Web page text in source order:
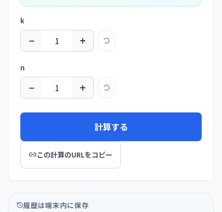
k
− +
n
− +
計算する
この計算のURLをコピー
履歴は端末内に保存